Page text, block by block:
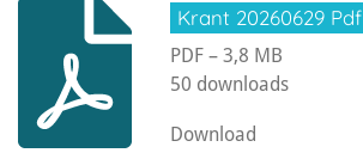
Krant 20260629 Pdf
PDF – 3,8 MB
50 downloads
Download